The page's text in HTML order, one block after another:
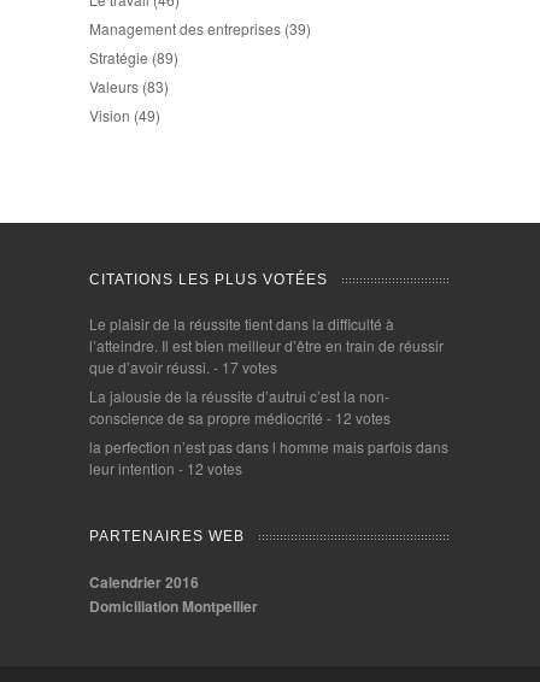
Management des entreprises (39)
Stratégie (89)
Valeurs (83)
Vision (49)
CITATIONS LES PLUS VOTÉES
Le plaisir de la réussite tient dans la difficulté à
l’atteindre. Il est bien meilleur d’être en train de réussir
que d’avoir réussi. - 17 votes
La jalousie de la réussite d’autrui c’est la non-
conscience de sa propre médiocrité - 12 votes
la perfection n’est pas dans l homme mais parfois dans
leur intention - 12 votes
PARTENAIRES WEB
Calendrier 2016
Domiciliation Montpellier